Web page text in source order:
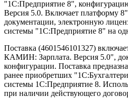
"1С:Предприятие 8",
Версия 5.0. Включает платформу
документации, электронную
системы "1С:Предприятие 8" на
Поставка (4601546101327)
КАМИН: Зарплата. Версия 5.0",
конфигурации. Поставка
ранее приобретших
системы 1С:Предприятие 8.
при наличии действующего